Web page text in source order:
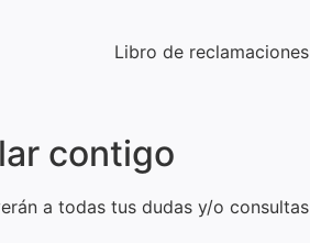
Libro de reclamaciones
contigo
a todas tus dudas y/o consultas